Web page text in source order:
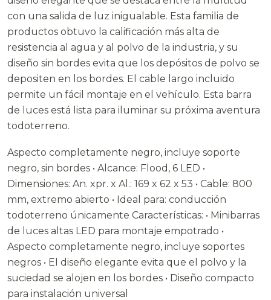
con una salida de luz inigualable. Esta familia de
productos obtuvo la calificación más alta de
resistencia al agua y al polvo de la industria, y su
diseño sin bordes evita que los depósitos de polvo se
depositen en los bordes. El cable largo incluido
permite un fácil montaje en el vehículo. Esta barra
de luces está lista para iluminar su próxima aventura
todoterreno.
Aspecto completamente negro, incluye soporte
negro, sin bordes • Alcance: Flood, 6 LED •
Dimensiones: An. xpr. x Al.: 169 x 62 x 53 • Cable: 800
mm, extremo abierto • Ideal para: conducción
todoterreno únicamente Características: • Minibarras
de luces altas LED para montaje empotrado •
Aspecto completamente negro, incluye soportes
negros • El diseño elegante evita que el polvo y la
suciedad se alojen en los bordes • Diseño compacto
para instalación universal